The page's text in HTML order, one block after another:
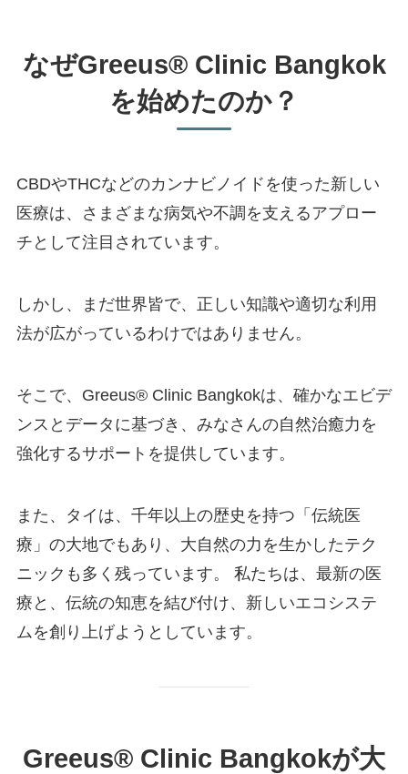
なぜGreeus®︎ Clinic Bangkok
を始めたのか？
CBDやTHCなどのカンナビノイドを使った新しい
医療は、さまざまな病気や不調を支えるアプロー
チとして注目されています。
しかし、まだ世界皆で、正しい知識や適切な利用
法が広がっているわけではありません。
そこで、Greeus®︎ Clinic Bangkokは、確かなエビデ
ンスとデータに基づき、みなさんの自然治癒力を
強化するサポートを提供しています。
また、タイは、千年以上の歴史を持つ「伝統医
療」の大地でもあり、大自然の力を生かしたテク
ニックも多く残っています。 私たちは、最新の医
療と、伝統の知恵を結び付け、新しいエコシステ
ムを創り上げようとしています。
Greeus®︎ Clinic Bangkokが大